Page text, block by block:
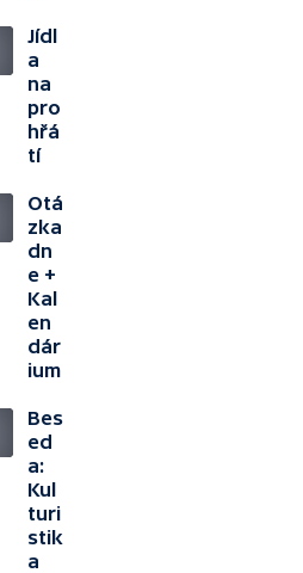
Jídl
a
na
pro
hřá
tí
Otá
zka
dn
e +
Kal
en
dár
ium
Bes
ed
a:
Kul
turi
stik
a